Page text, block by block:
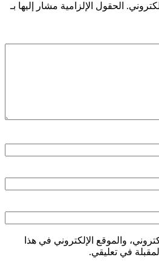
الحقول الإلزامية مشار إليها بـ
والموقع الإلكتروني في هذا
في تعليقي.